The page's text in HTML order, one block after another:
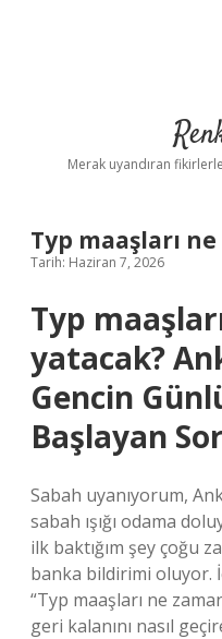
Merak uyandıran
Typ maaşları
Tarih: Haziran 7, 2026
Typ
yatacak?
Gencin
Başlayan
Sabah uyanıyorum,
sabah ışığı odama
ilk baktığım şey çoğu
banka bildirimi oluyor.
“Typ maaşları ne
geri kalanını nasıl